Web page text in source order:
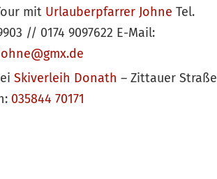
mit Urlauberpfarrer Johne Tel.
// 0174 9097622 E-Mail:
Skiverleih Donath – Zittauer Straße
035844 70171